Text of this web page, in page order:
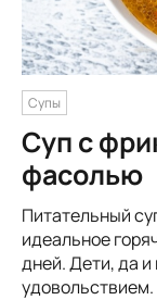
Супы
Суп с
фасолью
Питательный
идеальное
дней. Дети, да
удовольствием.